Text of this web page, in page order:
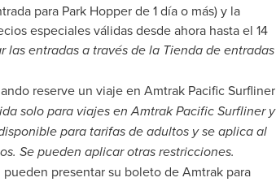
para Park Hopper de1 día o más) y la
especiales válidas desde ahora hasta el 14
las entradas a través de la Tienda de entradas
reserve un viaje en Amtrak Pacific Surfliner
solo para viajes en Amtrak Pacific Surfliner y
para tarifas de adultos y se aplica al
Se pueden aplicar otras restricciones.
pueden presentar su boleto de Amtrak para